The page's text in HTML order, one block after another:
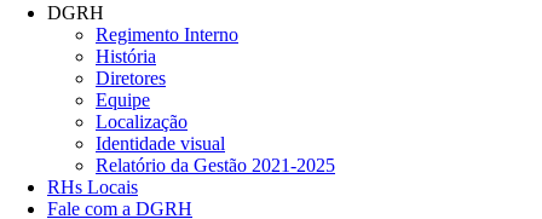
DGRH
Regimento Interno
História
Diretores
Equipe
Localização
Identidade visual
Relatório da Gestão 2021-2025
RHs Locais
Fale com a DGRH